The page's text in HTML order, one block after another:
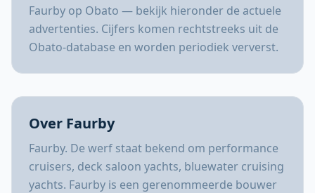
Faurby op Obato — bekijk hieronder de actuele
advertenties. Cijfers komen rechtstreeks uit de
Obato-database en worden periodiek ververst.
Over Faurby
Faurby. De werf staat bekend om performance
cruisers, deck saloon yachts, bluewater cruising
yachts. Faurby is een gerenommeerde bouwer